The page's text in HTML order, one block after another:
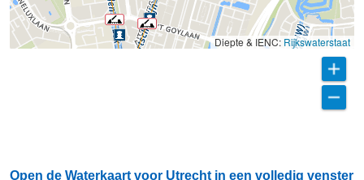
Diepte & IENC: Rijkswaterstaat
Open de Waterkaart voor Utrecht in een volledig venster